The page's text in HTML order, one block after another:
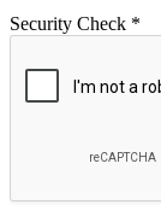
Security Check *